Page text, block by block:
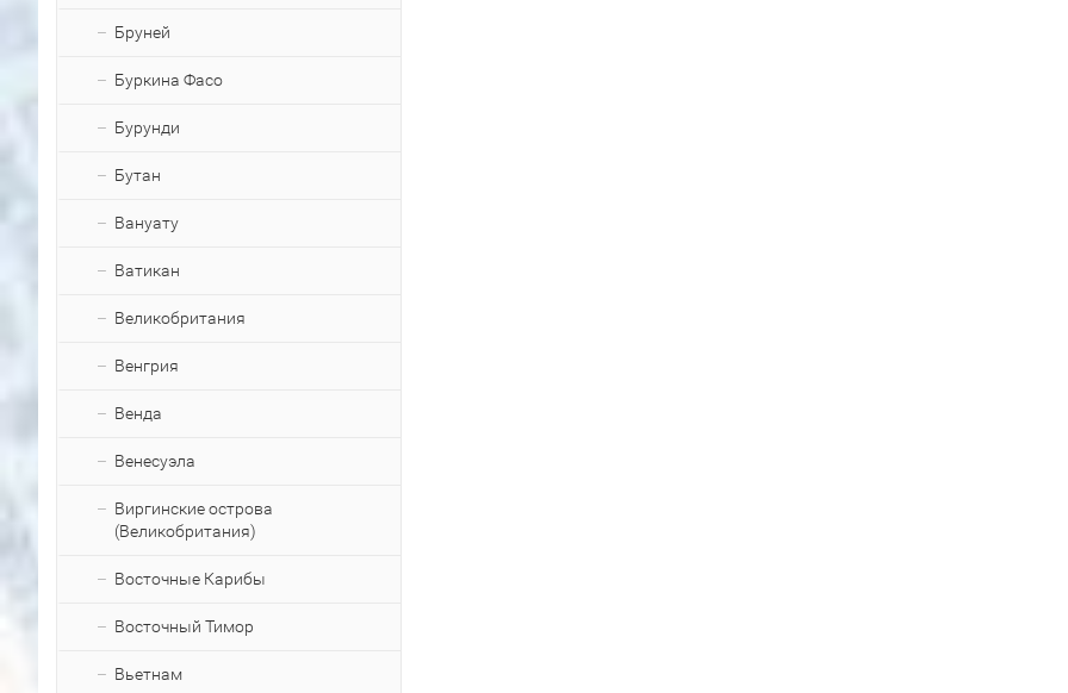
Бруней
Буркина Фасо
Бурунди
Бутан
Вануату
Ватикан
Великобритания
Венгрия
Венда
Венесуэла
Виргинские острова
(Великобритания)
Восточные Карибы
Восточный Тимор
Вьетнам